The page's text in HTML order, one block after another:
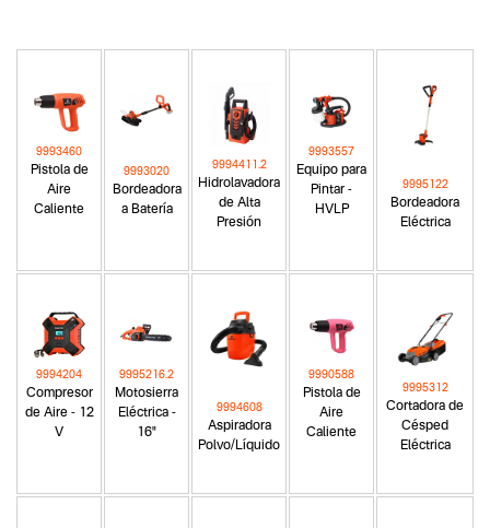
Pistola de
Aire
Caliente
9993460
Bordeadora
a Batería
9993020
Hidrolavadora
de Alta
Presión
9994411.2
Equipo para
Pintar -
HVLP
9993557
Bordeadora
Eléctrica
9995122
Compresor
de Aire - 12
V
9994204
Motosierra
Eléctrica -
16"
9995216.2
Aspiradora
Polvo/Líquido
9994608
Pistola de
Aire
Caliente
9990588
Cortadora de
Césped
Eléctrica
9995312